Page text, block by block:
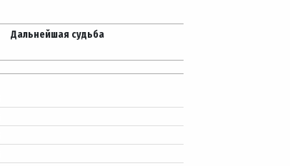
Дальнейшая судьба